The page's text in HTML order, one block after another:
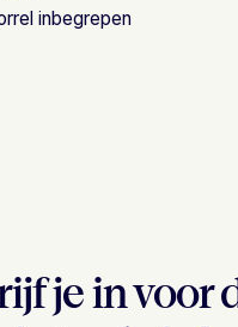
inbegrepen
je in voor